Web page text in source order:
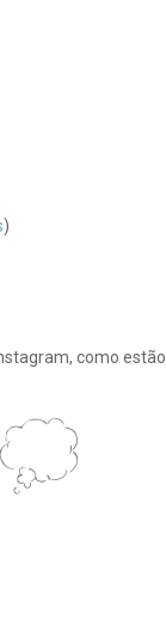
)
como estão